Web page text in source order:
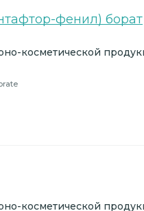
фенил) борат
косметической
косметической